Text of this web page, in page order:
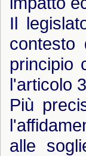
Il
contesto
principio
l'articolo
Più
alle